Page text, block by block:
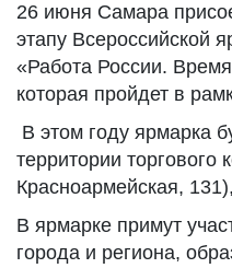
26 июня Самара
этапу Всероссийской
«Работа России.
которая пройдет в
В этом году ярмарка
территории торгового
Красноармейская,
В ярмарке примут
города и региона,